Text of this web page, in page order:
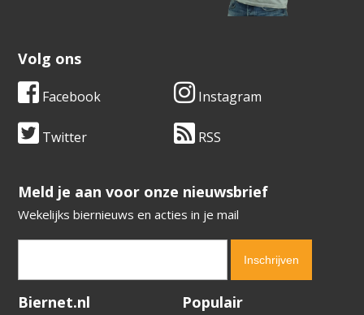
Volg ons
Facebook Instagram
Twitter RSS
​​​​​​​Meld je aan voor onze nieuwsbrief
Wekelijks biernieuws en acties in je mail
Verification code:
Biernet.nl Populair